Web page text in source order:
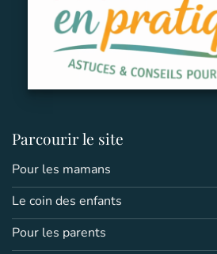
Parcourir le site
Pour les mamans
Le coin des enfants
Pour les parents